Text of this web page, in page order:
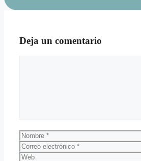
Deja un comentario
Nombre
Correo
electrónico
Web